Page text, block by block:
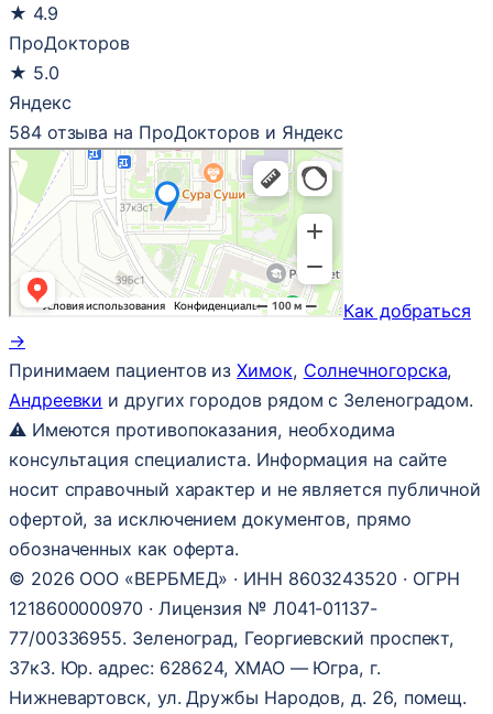
★ 4.9
ПроДокторов
★ 5.0
Яндекс
584 отзыва на ПроДокторов и Яндекс
Как добраться
→
Принимаем пациентов изХимок, Солнечногорска,
Андреевки и других городов рядом с Зеленоградом.
⚠ Имеются противопоказания, необходима
консультация специалиста. Информация на сайте
носит справочный характер и не является публичной
офертой, за исключением документов, прямо
обозначенных как оферта.
© 2026 ООО «ВЕРБМЕД» · ИНН 8603243520 · ОГРН
1218600000970 · Лицензия № Л041-01137-
77/00336955. Зеленоград, Георгиевский проспект,
37к3. Юр. адрес: 628624, ХМАО — Югра, г.
Нижневартовск, ул. Дружбы Народов, д. 26, помещ.